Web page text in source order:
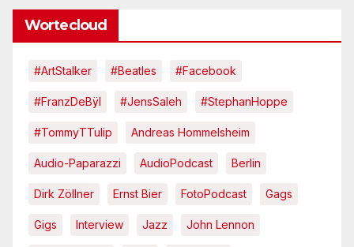
Wortecloud
#ArtStalker #Beatles #Facebook
#FranzDeBÿl #JensSaleh #StephanHoppe
#TommyTTulip Andreas Hommelsheim
Audio-Paparazzi AudioPodcast Berlin
Dirk Zöllner Ernst Bier FotoPodcast Gags
Gigs Interview Jazz John Lennon